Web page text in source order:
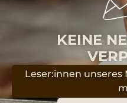
KEINE
Leser:innen